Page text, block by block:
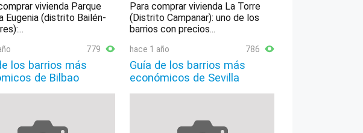
vivienda Parque
Eugenia (distrito Bailén-
Para comprar vivienda La Torre
(Distrito Campanar): uno de los
barrios con precios...
779
los barrios más
de Bilbao
hace 1 año 786
Guía de los barrios más
económicos de Sevilla